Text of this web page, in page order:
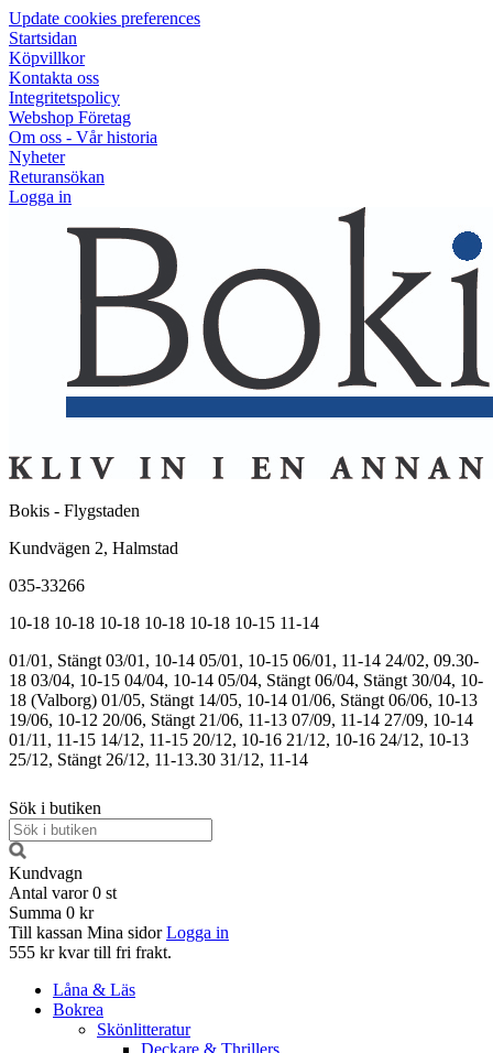
Update cookies preferences
Startsidan
Köpvillkor
Kontakta oss
Integritetspolicy
Webshop Företag
Om oss - Vår historia
Nyheter
Returansökan
Logga in
Bokis - Flygstaden
Kundvägen 2, Halmstad
035-33266
10-18 10-18 10-18 10-18 10-18 10-15 11-14
01/01, Stängt 03/01, 10-14 05/01, 10-15 06/01, 11-14 24/02, 09.30-
18 03/04, 10-15 04/04, 10-14 05/04, Stängt 06/04, Stängt 30/04, 10-
18 (Valborg) 01/05, Stängt 14/05, 10-14 01/06, Stängt 06/06, 10-13
19/06, 10-12 20/06, Stängt 21/06, 11-13 07/09, 11-14 27/09, 10-14
01/11, 11-15 14/12, 11-15 20/12, 10-16 21/12, 10-16 24/12, 10-13
25/12, Stängt 26/12, 11-13.30 31/12, 11-14
Sök i butiken
Kundvagn
Antal varor 0 st
Summa 0 kr
Till kassan Mina sidor Logga in
555 kr kvar till fri frakt.
Låna & Läs
Bokrea
Skönlitteratur
Deckare & Thrillers